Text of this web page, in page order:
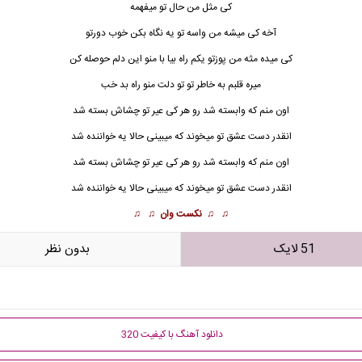
کی مثل من حال تو میفهمه
آخه کی میشه من واسه تو یه نگاه بکن خوب دورتو
کی میده مثه من پوزتو یکم راه بیا با منو این دلم حوصله کن
میره قلبم به خاطر تو تو دلت منو راه بد خب
اون منم که وابسته شد رو هر کی عیر تو چشاش بسته شد
انقدر دست عشق تو میخوند که میبینی حالا یه خواننده شد
اون منم که وابسته شد رو هر کی عیر تو چشاش بسته شد
انقدر دست عشق تو میخوند که میبینی حالا یه خواننده شد
♫ ♫ نکست وان ♫ ♫
51 لایک بدون نظر
دانلود آهنگ با کیفیت 320